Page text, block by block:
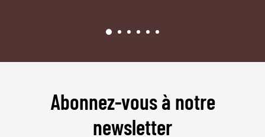
Abonnez-vous à notre
newsletter